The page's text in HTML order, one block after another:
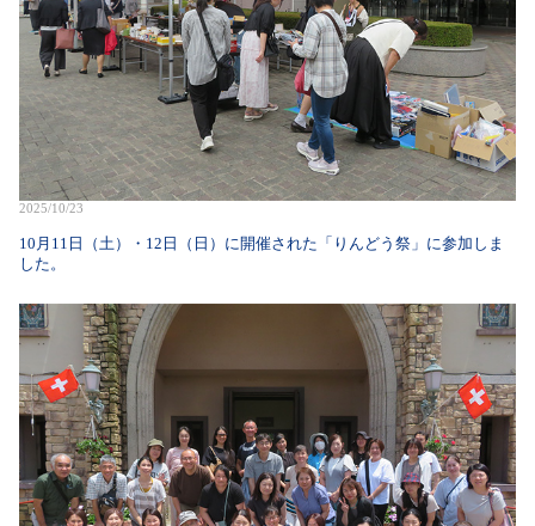
2025/10/23
10月11日（土）・12日（日）に開催された「りんどう祭」に参加しま
した。